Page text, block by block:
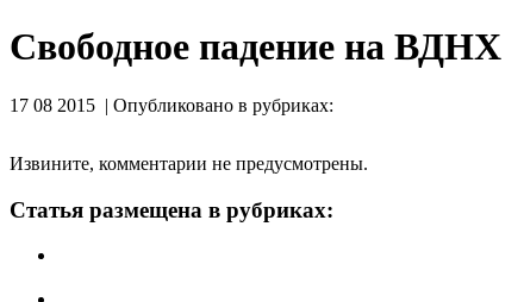
Свободное падение на ВДНХ
17 08 2015 | Опубликовано в рубриках:
Извините, комментарии не предусмотрены.
Статья размещена в рубриках: